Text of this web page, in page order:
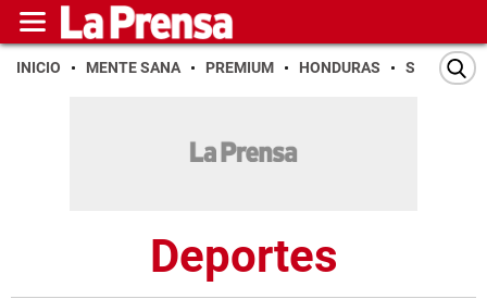
INICIO MENTE SANA PREMIUM HONDURAS SAN PEDRO
Deportes